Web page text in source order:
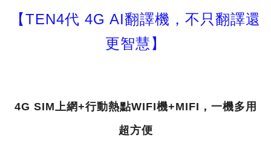
【TEN4代 4G AI翻譯機，不只翻譯還
更智慧】
4G SIM上網+行動熱點WIFI機+MIFI，一機多用
超方便